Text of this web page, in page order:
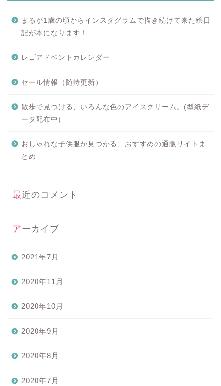
まるが1歳の頃からインスタグラムで描き続けて来た絵日
記が本になります！
レゴアドベントカレンダー
セール情報（随時更新）
散歩で見つける、いろんな色のアイスクリーム。(型紙デ
ータ配布中)
おしゃれな子供服が見つかる、おすすめの通販サイトま
とめ
最近のコメント
アーカイブ
2021年7月
2020年11月
2020年10月
2020年9月
2020年8月
2020年7月